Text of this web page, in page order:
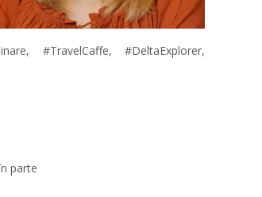
#TravelCaffe, #DeltaExplorer,
parte